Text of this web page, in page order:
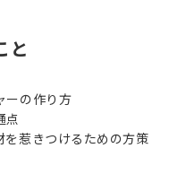
と
ーの作り方
点
惹きつけるための方策